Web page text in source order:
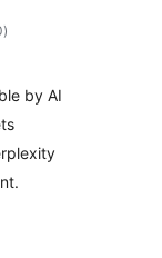
avaliações
totais
)
by AI